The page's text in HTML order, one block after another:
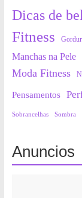
Dicas de
Fitness
Manchas na Pele
Moda Fitness
Pensamentos
Sobrancelhas Sombra
Anuncios